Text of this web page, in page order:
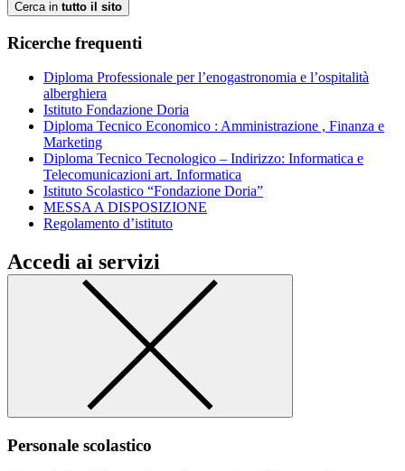
Cerca in tutto il sito
Ricerche frequenti
Diploma Professionale per l’enogastronomia e l’ospitalità
alberghiera
Istituto Fondazione Doria
Diploma Tecnico Economico : Amministrazione , Finanza e
Marketing
Diploma Tecnico Tecnologico – Indirizzo: Informatica e
Telecomunicazioni art. Informatica
Istituto Scolastico “Fondazione Doria”
MESSA A DISPOSIZIONE
Regolamento d’istituto
Accedi ai servizi
Personale scolastico